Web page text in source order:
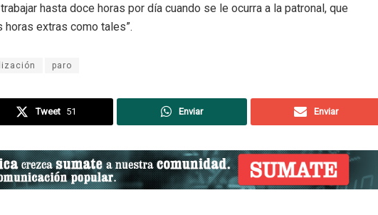
hasta doce horas por día cuando se le ocurra a la patronal, que
horas extras como tales”.
paro
Tweet 51 Enviar Enviar